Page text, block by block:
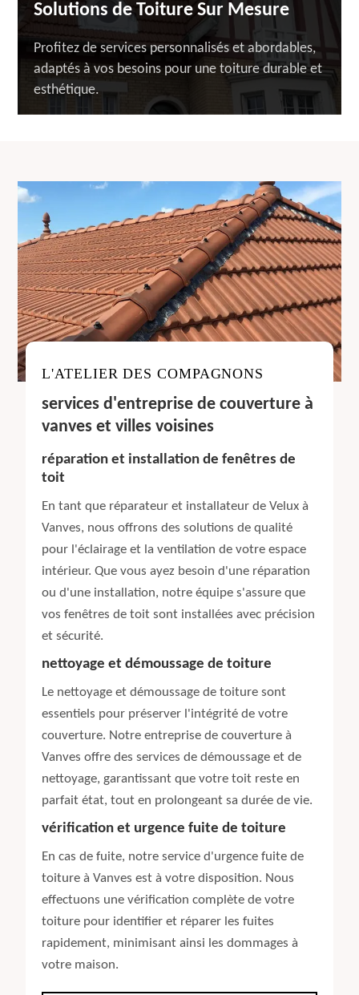
Solutions de Toiture Sur Mesure
Profitez de services personnalisés et abordables,
adaptés à vos besoins pour une toiture durable et
esthétique.
L'ATELIER DES COMPAGNONS
services d'entreprise de couverture à
vanves et villes voisines
réparation et installation de fenêtres de
toit
En tant que réparateur et installateur de Velux à
Vanves, nous offrons des solutions de qualité
pour l'éclairage et la ventilation de votre espace
intérieur. Que vous ayez besoin d'une réparation
ou d'une installation, notre équipe s'assure que
vos fenêtres de toit sont installées avec précision
et sécurité.
nettoyage et démoussage de toiture
Le nettoyage et démoussage de toiture sont
essentiels pour préserver l'intégrité de votre
couverture. Notre entreprise de couverture à
Vanves offre des services de démoussage et de
nettoyage, garantissant que votre toit reste en
parfait état, tout en prolongeant sa durée de vie.
vérification et urgence fuite de toiture
En cas de fuite, notre service d'urgence fuite de
toiture à Vanves est à votre disposition. Nous
effectuons une vérification complète de votre
toiture pour identifier et réparer les fuites
rapidement, minimisant ainsi les dommages à
votre maison.